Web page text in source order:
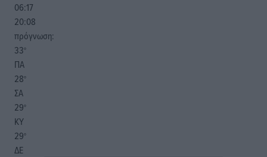
06:17
20:08
πρόγνωση:
33°
ΠΑ
28°
ΣΑ
29°
ΚΥ
29°
ΔΕ